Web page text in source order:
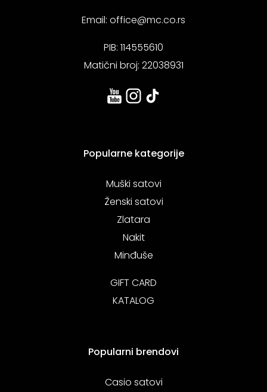
Email: office@mc.co.rs
PIB: 114555610
Matični broj: 22038931
Popularne kategorije
Muški satovi
Ženski satovi
Zlatara
Nakit
Minđuše
GIFT CARD
KATALOG
Popularni brendovi
Casio satovi